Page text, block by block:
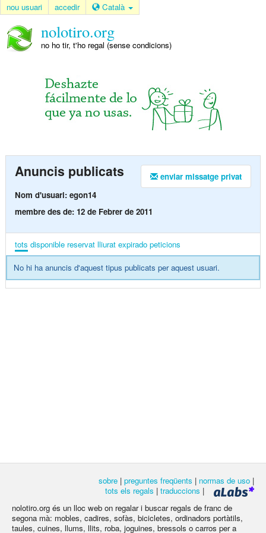
nou usuari accedir Català
nolotiro.org
no ho tir, t'ho regal (sense condicions)
enviar missatge privat
Anuncis publicats
Nom d'usuari: egon14
membre des de: 12 de Febrer de 2011
tots disponible reservat lliurat expirado peticions
No hi ha anuncis d'aquest tipus publicats per aquest usuari.
sobre | preguntes freqüents | normas de uso |
tots els regals | traduccions |
nolotiro.org és un lloc web on regalar i buscar regals de franc de
segona mà: mobles, cadires, sofàs, bicicletes, ordinadors portàtils,
taules, cuines, llums, llits, roba, joguines, bressols o carros per a